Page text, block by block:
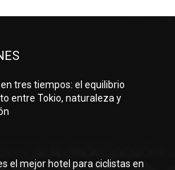
tres tiempos: el equilibrio
entre Tokio, naturaleza y
el mejor hotel para ciclistas en